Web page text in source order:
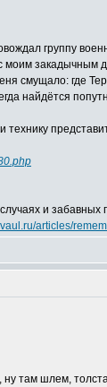
группу
моим
смущало: где
найдётся
и
articles/
там шлем,